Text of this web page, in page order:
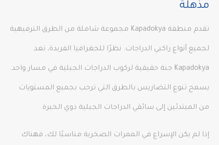
مذهلة
تقدم منطقة Kapadokya مجموعة شاملة من الطرق الترفيهية
لجميع أنواع راكبي الدراجات. نظرًا للجغرافيا الفريدة، تعد
Kapadokya جنة حقيقية لركوب الدراجات الجبلية في مسار واحد.
يسمح تنوع التضاريس بالطرق التي ترحب بجميع المستويات
من المبتدئين إلى سائقي الدراجات الجبلية ذوي الخبرة.
إذا لم يكن الإسراع في الممرات الصخرية مناسبًا لك، فهناك